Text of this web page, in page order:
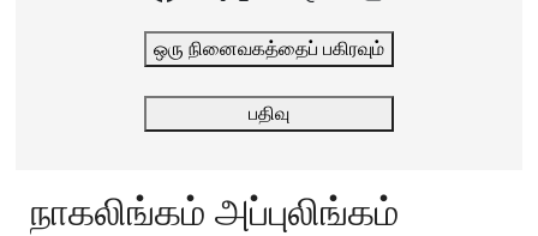
ஒரு நினைவகத்தைப் பகிரவும்
பதிவு
நாகலிங்கம் அப்புலிங்கம்